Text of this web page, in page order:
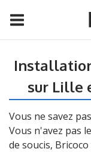
sur Lille
Vous ne savez
Vous n'avez pas
de soucis,